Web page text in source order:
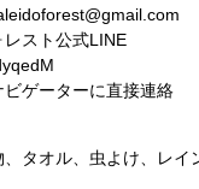
スト公式LINE
ゲーターに直接連絡
、タオル、虫よけ、レイ